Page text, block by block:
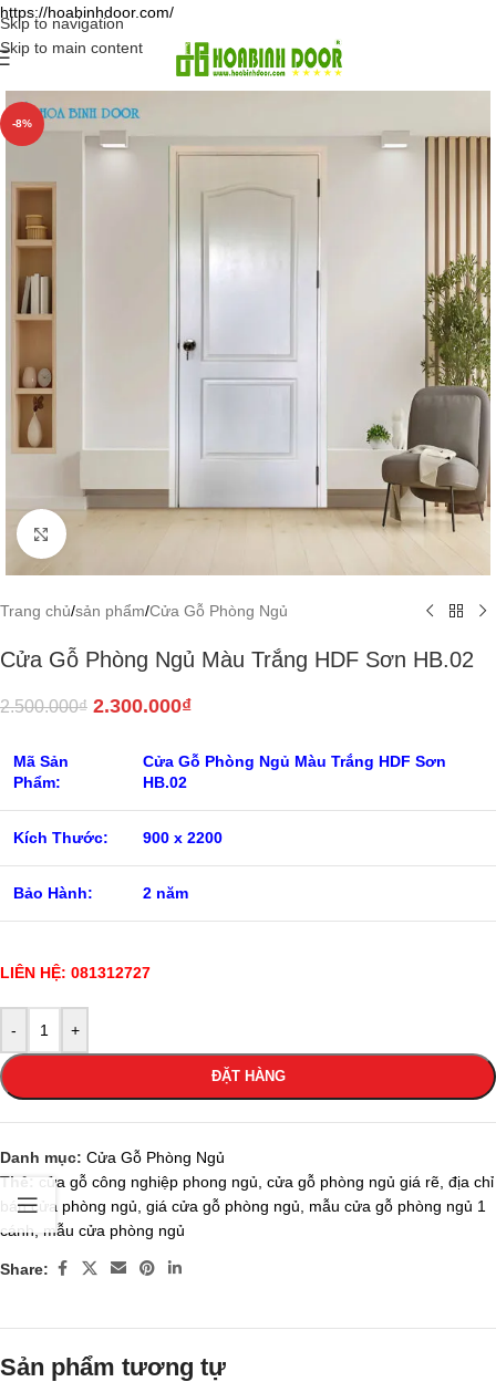
https://hoabinhdoor.com/
Skip to navigation
Skip to main content
-8%
Click to enlarge
Trang chủ/sản phẩm/Cửa Gỗ Phòng Ngủ
Cửa Gỗ Phòng Ngủ Màu Trắng HDF Sơn HB.02
2.500.000₫ 2.300.000₫
Mã Sản
Phẩm:
Cửa Gỗ Phòng Ngủ Màu Trắng HDF Sơn
HB.02
Kích Thước: 900 x 2200
Bảo Hành: 2 năm
LIÊN HỆ: 081312727
- +
ĐẶT HÀNG
Danh mục: Cửa Gỗ Phòng Ngủ
Thẻ:
cửa gỗ công nghiệp phong ngủ cửa gỗ phòng ngủ giá rẽ địa chỉ
bán cửa phòng ngủ giá cửa gỗ phòng ngủ
mẫu cửa gỗ phòng ngủ 1
cánh mẫu cửa phòng ngủ
Share:
Sản phẩm tương tự